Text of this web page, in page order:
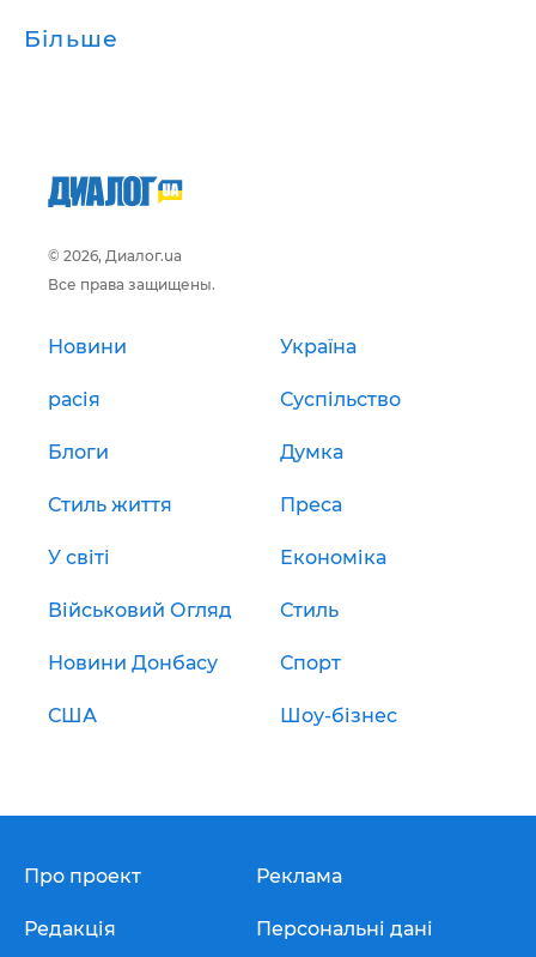
Більше
© 2026, Диалог.ua
Все права защищены.
Новини Україна
расія Суспільство
Блоги Думка
Стиль життя Преса
У світі Економіка
Військовий Огляд Стиль
Новини Донбасу Спорт
США Шоу-бізнес
Про проект
Редакція
Реклама
Персональні дані